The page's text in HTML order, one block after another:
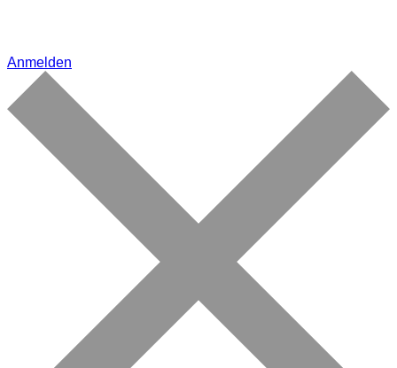
Anmelden